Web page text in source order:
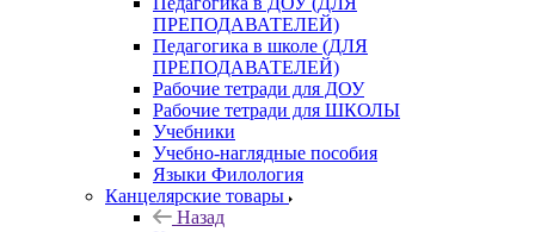
ПРЕПОДАВАТЕЛЕЙ)
Педагогика в школе (ДЛЯ
ПРЕПОДАВАТЕЛЕЙ)
Рабочие тетради для ДОУ
Рабочие тетради для ШКОЛЫ
Учебники
Учебно-наглядные пособия
Языки Филология
Канцелярские товары
Назад